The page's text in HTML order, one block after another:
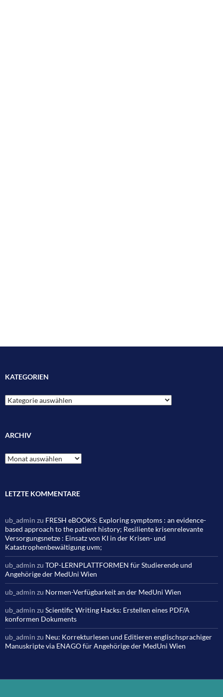
KATEGORIEN
Kategorien
ARCHIV
Archiv
LETZTE KOMMENTARE
ub_admin zu FRESH eBOOKS: Exploring symptoms : an evidence-
based approach to the patient history; Resiliente krisenrelevante
Versorgungsnetze : Einsatz von KI in der Krisen- und
Katastrophenbewältigung uvm;
ub_admin zu TOP-LERNPLATTFORMEN für Studierende und
Angehörige der MedUni Wien
ub_admin zu Normen-Verfügbarkeit an der MedUni Wien
ub_admin zu Scientific Writing Hacks: Erstellen eines PDF/A
konformen Dokuments
ub_admin zu Neu: Korrekturlesen und Editieren englischsprachiger
Manuskripte via ENAGO für Angehörige der MedUni Wien